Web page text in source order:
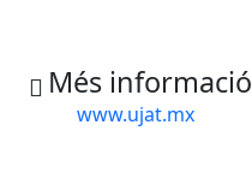
Més informació
www.ujat.mx